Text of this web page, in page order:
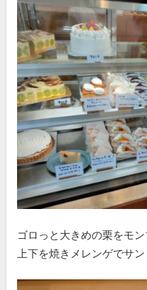
ゴロっと大きめの栗をモ
上下を焼きメレンゲでサン